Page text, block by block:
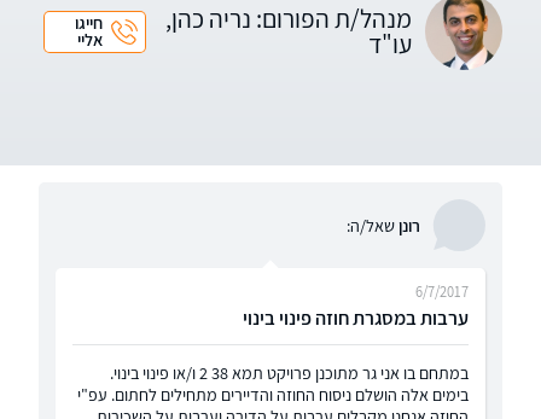
מנהל/ת הפורום: נריה כהן,
עו"ד
חייגו
אליי
רונןשאל/ה:
ערבות במסגרת חוזה פינוי בינוי
6/7/2017
במתחם בו אני גר מתוכנן פרויקט תמא 38 2 ו/או פינוי בינוי.
בימים אלה הושלם ניסוח החוזה והדיירים מתחילים לחתום. עפ"י